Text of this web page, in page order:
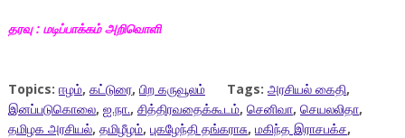
தரவு : மடிப்பாக்கம் அறிவொளி
Topics: ஈழம், கட்டுரை, பிற கருவூலம் Tags: அரசியல் கைதி,
இனப்படுகொலை, ஐ.நா., சித்திரவதைக்கூடம், செனிவா, செயலலிதா,
தமிழக அரசியல், தமிழீழம், புகழேந்தி தங்கராசு, மகிந்த இராசபக்ச,